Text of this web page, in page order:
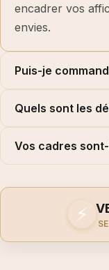
grand format et avoir
nous vous
dimension plus
que l'on rentre dans la
et en bois. Les cadres
en bois sont eux
fabriqués à partir de
réaliser toutes les
cadres, 6 coloris
déco de vos rêves !
encadrer vos
envies.
Puis-je
Quels sont les
Vos cadres
⚡